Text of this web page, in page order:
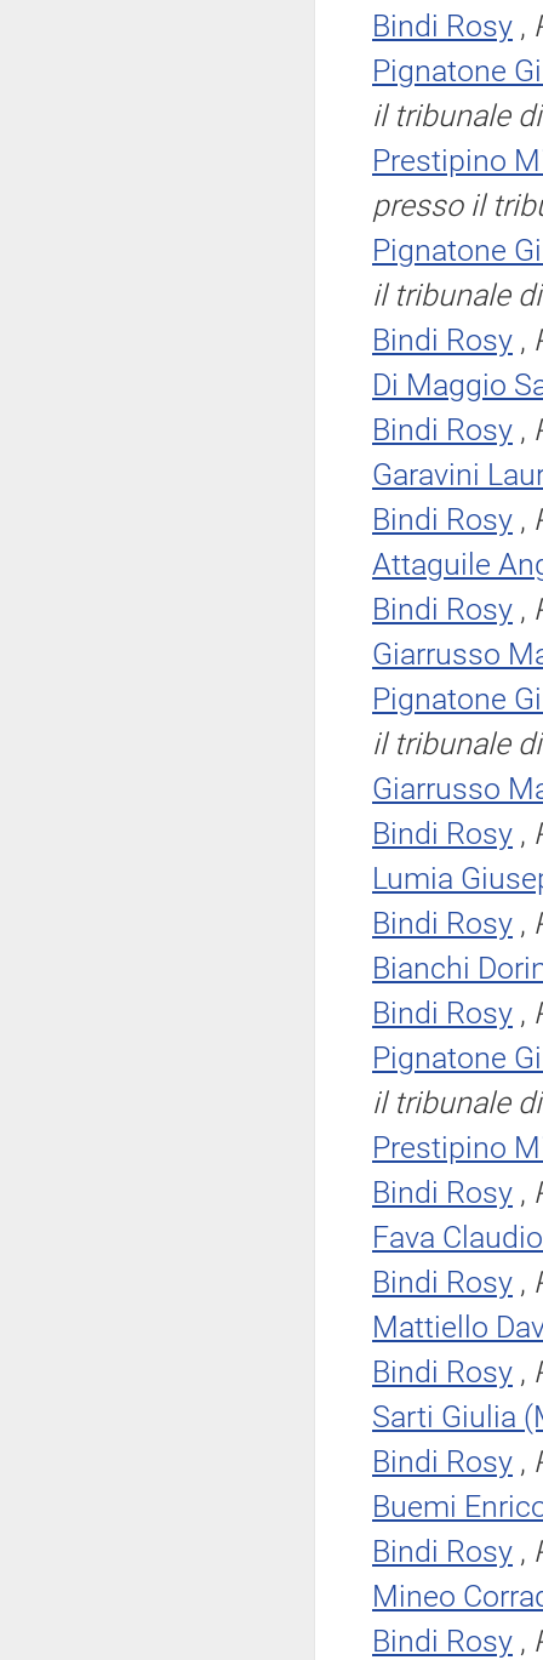
Bindi Rosy ,
Pignatone
il tribunale
Prestipino
presso il
Pignatone
il tribunale
Bindi Rosy ,
Di Maggio
Bindi Rosy ,
Garavini
Bindi Rosy ,
Attaguile
Bindi Rosy ,
Giarrusso
Pignatone
il tribunale
Giarrusso
Bindi Rosy ,
Lumia
Bindi Rosy ,
Bianchi
Bindi Rosy ,
Pignatone
il tribunale
Prestipino
Bindi Rosy ,
Fava
Bindi Rosy ,
Mattiello
Bindi Rosy ,
Sarti Giulia
Bindi Rosy ,
Buemi
Bindi Rosy ,
Mineo
Bindi Rosy ,